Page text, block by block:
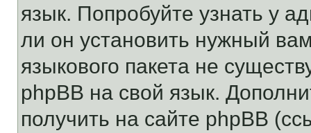
язык. Попробуйте узнать у
ли он установить нужный
языкового пакета не
phpBB на свой язык.
получить на сайте phpBB